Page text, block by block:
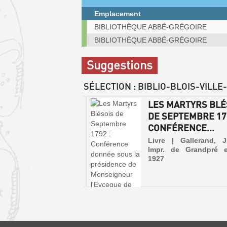
Exemplaires
communicables
sur
place
Emplacement
BIBLIOTHÈQUE ABBÉ-GRÉGOIRE
BIBLIOTHÈQUE ABBÉ-GRÉGOIRE
Suggestions
SÉLECTION : BIBLIO-BLOIS-
LES MARTYRS
DE SEPTEMBRE
CONFÉRENCE...
Livre | Gallerand,
Impr. de Grandpré
1927